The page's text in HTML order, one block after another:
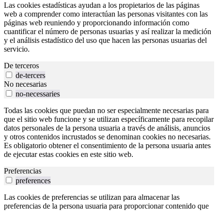
Las cookies estadísticas ayudan a los propietarios de las páginas
web a comprender como interactúan las personas visitantes con las
páginas web reuniendo y proporcionando información como
cuantificar el número de personas usuarias y así realizar la medición
y el análisis estadístico del uso que hacen las personas usuarias del
servicio.
De terceros
de-tercers
No necesarias
no-necessaries
Todas las cookies que puedan no ser especialmente necesarias para
que el sitio web funcione y se utilizan específicamente para recopilar
datos personales de la persona usuaria a través de análisis, anuncios
y otros contenidos incrustados se denominan cookies no necesarias.
Es obligatorio obtener el consentimiento de la persona usuaria antes
de ejecutar estas cookies en este sitio web.
Preferencias
preferences
Las cookies de preferencias se utilizan para almacenar las
preferencias de la persona usuaria para proporcionar contenido que